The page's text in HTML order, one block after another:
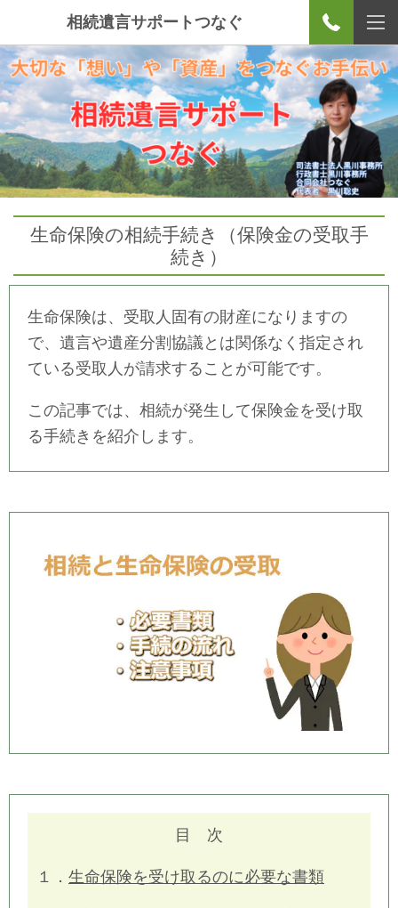
相続遺言サポートつなぐ
生命保険の相続手続き（保険金の受取手
続き）
生命保険は、受取人固有の財産になりますの
で、遺言や遺産分割協議とは関係なく指定され
ている受取人が請求することが可能です。
この記事では、相続が発生して保険金を受け取
る手続きを紹介します。
目 次
１． 生命保険を受け取るのに必要な書類